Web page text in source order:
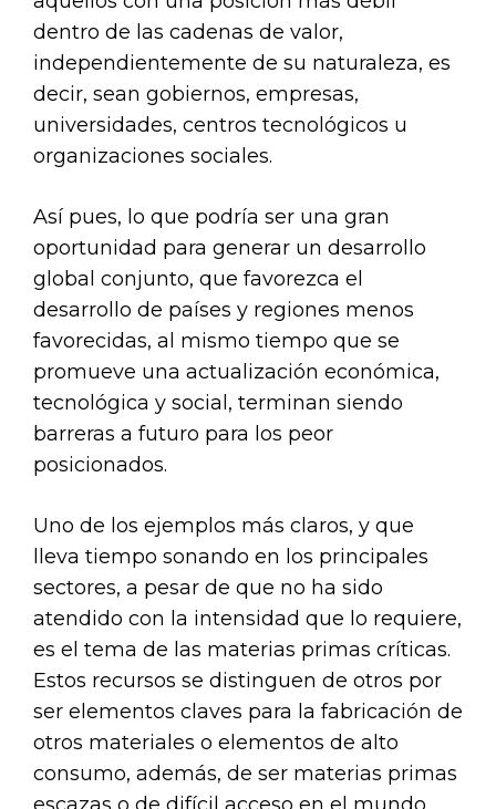
dentro de las cadenas de valor,
independientemente de su naturaleza, es
decir, sean gobiernos, empresas,
universidades, centros tecnológicos u
organizaciones sociales.
Así pues, lo que podría ser una gran
oportunidad para generar un desarrollo
global conjunto, que favorezca el
desarrollo de países y regiones menos
favorecidas, al mismo tiempo que se
promueve una actualización económica,
tecnológica y social, terminan siendo
barreras a futuro para los peor
posicionados.
Uno de los ejemplos más claros, y que
lleva tiempo sonando en los principales
sectores, a pesar de que no ha sido
atendido con la intensidad que lo requiere,
es el tema de las materias primas críticas.
Estos recursos se distinguen de otros por
ser elementos claves para la fabricación de
otros materiales o elementos de alto
consumo, además, de ser materias primas